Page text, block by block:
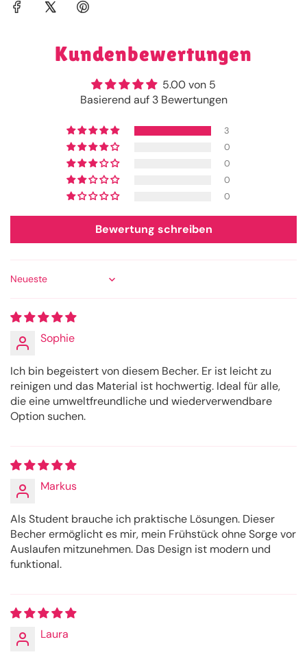
Kundenbewertungen
5.00 von 5
Basierend auf 3 Bewertungen
3
0
0
0
0
Bewertung schreiben
Sort by
Sophie
Ich bin begeistert von diesem Becher. Er ist leicht zu
reinigen und das Material ist hochwertig. Ideal für alle,
die eine umweltfreundliche und wiederverwendbare
Option suchen.
Markus
Als Student brauche ich praktische Lösungen. Dieser
Becher ermöglicht es mir, mein Frühstück ohne Sorge vor
Auslaufen mitzunehmen. Das Design ist modern und
funktional.
Laura